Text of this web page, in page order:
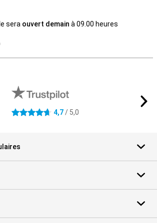
sera ouvert demain à 09.00 heures
4.7 étoiles 4,7/ 5,0